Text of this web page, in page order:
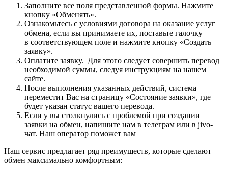
Заполните все поля представленной формы. Нажмите
кнопку «Обменять».
Ознакомьтесь с условиями договора на оказание услуг
обмена, если вы принимаете их, поставьте галочку
в соответствующем поле и нажмите кнопку «Создать
заявку».
Оплатите заявку. Для этого следует совершить перевод
необходимой суммы, следуя инструкциям на нашем
сайте.
После выполнения указанных действий, система
переместит Вас на страницу «Состояние заявки», где
будет указан статус вашего перевода.
Если у вы столкнулись с проблемой при создании
заявки на обмен, напишите нам в телеграм или в jivo-
чат. Наш оператор поможет вам
Наш сервис предлагает ряд преимуществ, которые сделают
обмен максимально комфортным: